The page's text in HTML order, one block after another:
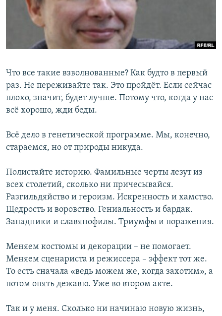
РАСПИСАНИЕ ВЕЩАНИЯ
ПОДПИШИТЕСЬ НА РАССЫЛКУ
Что все такие взволнованные? Как будто в первый
раз. Не переживайте так. Это пройдёт. Если сейчас
плохо, значит, будет лучше. Потому что, когда у нас
всё хорошо, жди беды.
Всё дело в генетической программе. Мы, конечно,
стараемся, но от природы никуда.
Полистайте историю. Фамильные черты лезут из
всех столетий, сколько ни причесывайся.
Разгильдяйство и героизм. Искренность и хамство.
Щедрость и воровство. Гениальность и бардак.
Западники и славянофилы. Триумфы и поражения.
Меняем костюмы и декорации – не помогает.
Меняем сценариста и режиссера – эффект тот же.
То есть сначала «ведь можем же, когда захотим», а
потом опять дежавю. Уже во втором акте.
Так и у меня. Сколько ни начинаю новую жизнь,